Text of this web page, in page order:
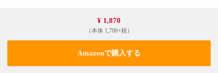
¥ 1,870
（本体 1,700+税）
Amazonで購入する